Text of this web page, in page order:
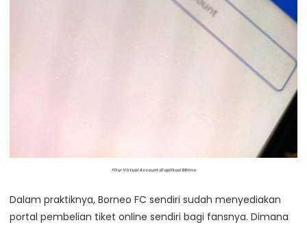
Fitur Virtual Account di aplikasi BRImo
Dalam praktiknya, Borneo FC sendiri sudah menyediakan
portal pembelian tiket online sendiri bagi fansnya. Dimana